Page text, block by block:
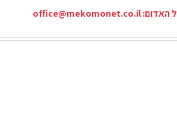
האדום:office@mekomonet.co.il